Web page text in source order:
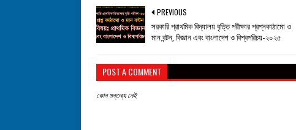
PREVIOUS
সরকারি প্রাথমিক বিদ্যালয় বৃত্তি পরীক্ষার প্রশ্নকাঠামো ও
মান বন্টন, বিজ্ঞান এবং বাংলাদেশ ও বিশ্বপরিচয়-২০২৫
POST A COMMENT
কোন মন্তব্য নেই